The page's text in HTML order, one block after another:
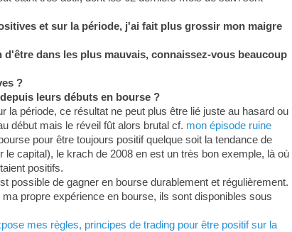
et sur la période, j'ai fait plus grossir mon maigre
dans les plus mauvais, connaissez-vous beaucoup
?
leurs débuts en bourse ?
période, ce résultat ne peut plus être lié juste au hasard ou
début mais le réveil fût alors brutal cf. mon épisode ruine
pour être toujours positif quelque soit la tendance de
capital), le krach de 2008 en est un très bon exemple, là où
positifs.
possible de gagner en bourse durablement et régulièrement.
propre expérience en bourse, ils sont disponibles sous
mes règles, principes de trading pour être positif sur la